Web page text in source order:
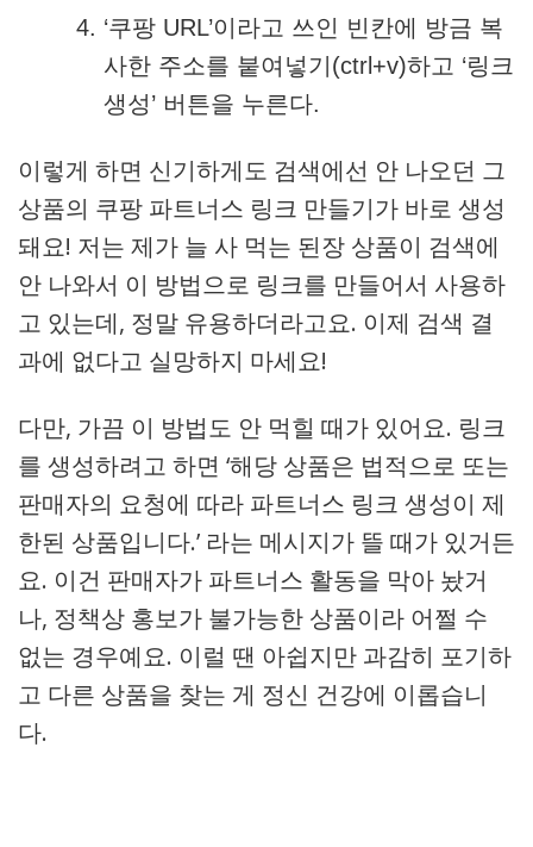
‘쿠팡 URL’이라고 쓰인 빈칸에 방금 복
사한 주소를 붙여넣기(ctrl+v)하고 ‘링크
생성’ 버튼을 누른다.
이렇게 하면 신기하게도 검색에선 안 나오던 그
상품의 쿠팡 파트너스 링크 만들기가 바로 생성
돼요! 저는 제가 늘 사 먹는 된장 상품이 검색에
안 나와서 이 방법으로 링크를 만들어서 사용하
고 있는데, 정말 유용하더라고요. 이제 검색 결
과에 없다고 실망하지 마세요!
다만, 가끔 이 방법도 안 먹힐 때가 있어요. 링크
를 생성하려고 하면 ‘해당 상품은 법적으로 또는
판매자의 요청에 따라 파트너스 링크 생성이 제
한된 상품입니다.’ 라는 메시지가 뜰 때가 있거든
요. 이건 판매자가 파트너스 활동을 막아 놨거
나, 정책상 홍보가 불가능한 상품이라 어쩔 수
없는 경우예요. 이럴 땐 아쉽지만 과감히 포기하
고 다른 상품을 찾는 게 정신 건강에 이롭습니
다.